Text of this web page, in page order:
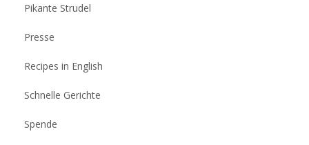
Pikante Strudel
Presse
Recipes in English
Schnelle Gerichte
Spende